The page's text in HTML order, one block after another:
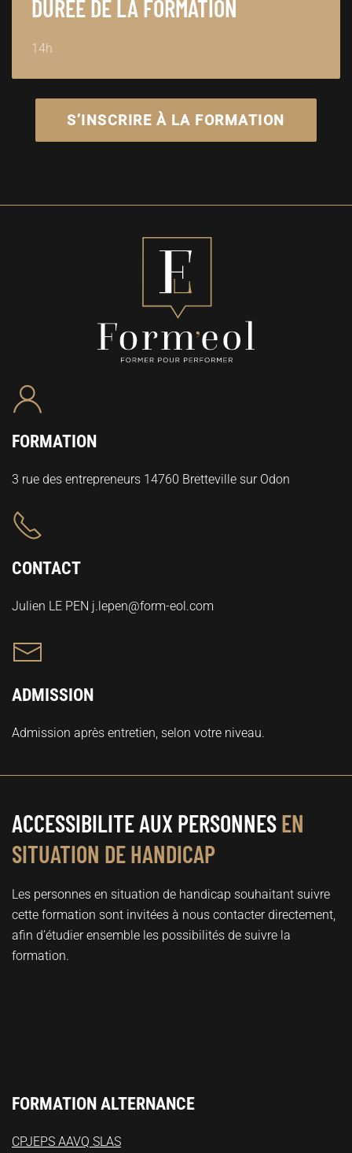
DURÉE DE LA FORMATION
14h
S’INSCRIRE À LA FORMATION
FORMATION
3 rue des entrepreneurs 14760 Bretteville sur Odon
CONTACT
Julien LE PEN j.lepen@form-eol.com
ADMISSION
Admission après entretien, selon votre niveau.
ACCESSIBILITE AUX PERSONNESEN
SITUATION DE HANDICAP
Les personnes en situation de handicap souhaitant suivre
cette formation sont invitées à nous contacter directement,
afin d’étudier ensemble les possibilités de suivre la
formation.
FORMATION ALTERNANCE
CPJEPS AAVQ SLAS